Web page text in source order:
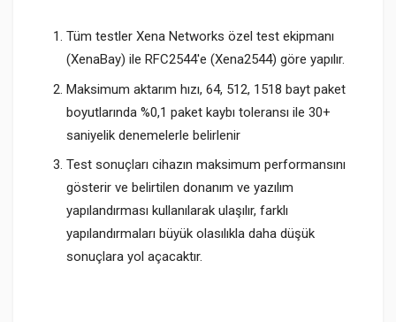
Tüm testler Xena Networks özel test ekipmanı
(XenaBay) ile RFC2544'e (Xena2544) göre yapılır.
Maksimum aktarım hızı, 64, 512, 1518 bayt paket
boyutlarında %0,1 paket kaybı toleransı ile 30+
saniyelik denemelerle belirlenir
Test sonuçları cihazın maksimum performansını
gösterir ve belirtilen donanım ve yazılım
yapılandırması kullanılarak ulaşılır, farklı
yapılandırmaları büyük olasılıkla daha düşük
sonuçlara yol açacaktır.